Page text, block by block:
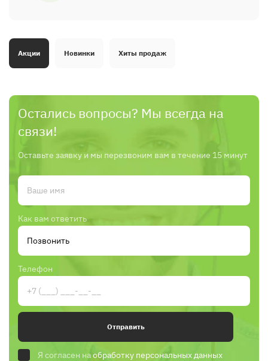
Акции Новинки Хиты продаж
Остались вопросы? Мы всегда на
связи!
Оставьте заявку и мы перезвоним вам в течение 15 минут
Как вам ответить
Телефон
Отправить
Я согласен наобработку персональных данных